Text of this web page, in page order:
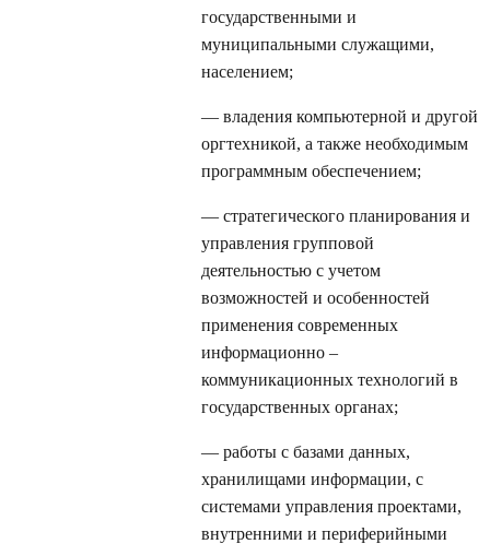
государственными и
муниципальными служащими,
населением;
— владения компьютерной и другой
оргтехникой, а также необходимым
программным обеспечением;
— стратегического планирования и
управления групповой
деятельностью с учетом
возможностей и особенностей
применения современных
информационно –
коммуникационных технологий в
государственных органах;
— работы с базами данных,
хранилищами информации, с
системами управления проектами,
внутренними и периферийными